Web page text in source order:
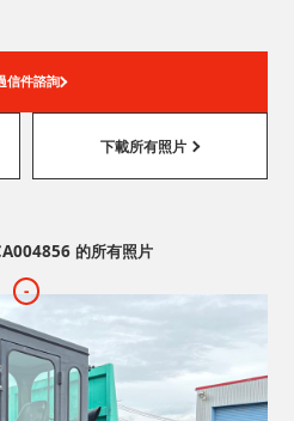
信件諮詢
下載所有照片
的所有照片